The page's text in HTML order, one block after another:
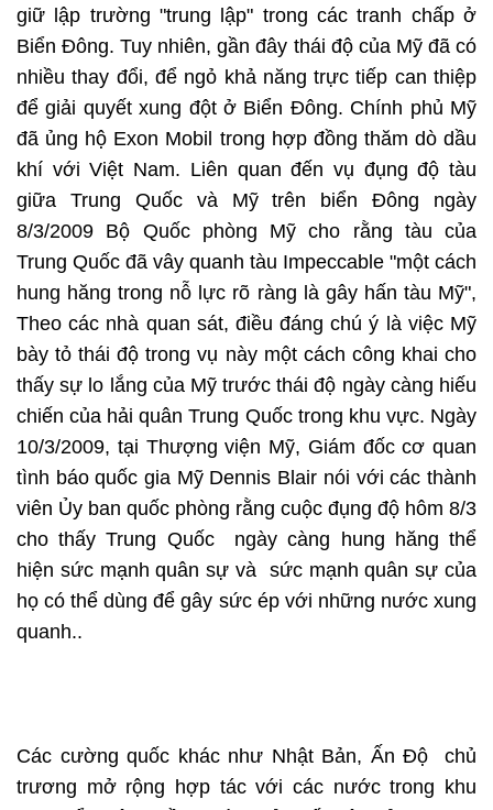
giữ lập trường "trung lập" trong các tranh chấp ở
Biển Đông. Tuy nhiên, gần đây thái độ của Mỹ đã có
nhiều thay đổi, để ngỏ khả năng trực tiếp can thiệp
để giải quyết xung đột ở Biển Đông. Chính phủ Mỹ
đã ủng hộ Exon Mobil trong hợp đồng thăm dò dầu
khí với Việt Nam. Liên quan đến vụ đụng độ tàu
giữa Trung Quốc và Mỹ trên biển Đông ngày
8/3/2009 Bộ Quốc phòng Mỹ cho rằng tàu của
Trung Quốc đã vây quanh tàu Impeccable "một cách
hung hăng trong nỗ lực rõ ràng là gây hấn tàu Mỹ",
Theo các nhà quan sát, điều đáng chú ý là việc Mỹ
bày tỏ thái độ trong vụ này một cách công khai cho
thấy sự lo lắng của Mỹ trước thái độ ngày càng hiếu
chiến của hải quân Trung Quốc trong khu vực. Ngày
10/3/2009, tại Thượng viện Mỹ, Giám đốc cơ quan
tình báo quốc gia Mỹ Dennis Blair nói với các thành
viên Ủy ban quốc phòng rằng cuộc đụng độ hôm 8/3
cho thấy Trung Quốc ngày càng hung hăng thể
hiện sức mạnh quân sự và sức mạnh quân sự của
họ có thể dùng để gây sức ép với những nước xung
quanh..
Các cường quốc khác như Nhật Bản, Ấn Độ chủ
trương mở rộng hợp tác với các nước trong khu